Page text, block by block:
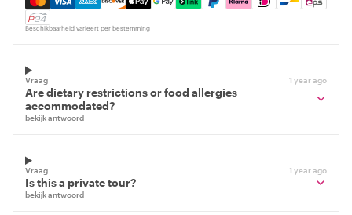
Beschikbaarheid varieert per bestemming
Vraag 1 year ago
Are dietary restrictions or food allergies
accommodated?
bekijk antwoord
Vraag 1 year ago
Is this a private tour?
bekijk antwoord